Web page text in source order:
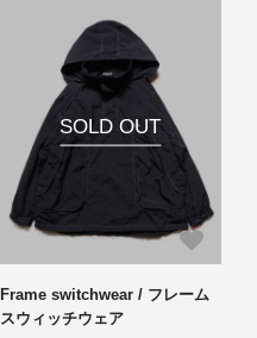
SOLD OUT
Frame switchwear / フレーム
スウィッチウェア